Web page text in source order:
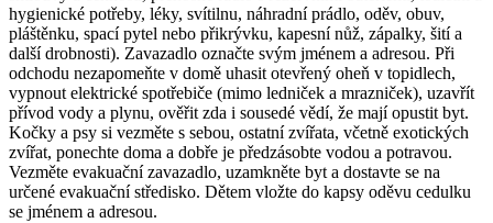
hygienické potřeby, léky, svítilnu, náhradní prádlo, oděv, obuv,
pláštěnku, spací pytel nebo přikrývku, kapesní nůž, zápalky, šití a
další drobnosti). Zavazadlo označte svým jménem a adresou. Při
odchodu nezapomeňte v domě uhasit otevřený oheň v topidlech,
vypnout elektrické spotřebiče (mimo ledniček a mrazniček), uzavřít
přívod vody a plynu, ověřit zda i sousedé vědí, že mají opustit byt.
Kočky a psy si vezměte s sebou, ostatní zvířata, včetně exotických
zvířat, ponechte doma a dobře je předzásobte vodou a potravou.
Vezměte evakuační zavazadlo, uzamkněte byt a dostavte se na
určené evakuační středisko. Dětem vložte do kapsy oděvu cedulku
se jménem a adresou.